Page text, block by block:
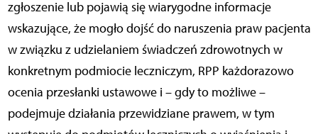
zgłoszenie lub pojawią się wiarygodne informacje
wskazujące, że mogło dojść do naruszenia praw pacjenta
w związku z udzielaniem świadczeń zdrowotnych w
konkretnym podmiocie leczniczym, RPP każdorazowo
ocenia przesłanki ustawowe i – gdy to możliwe –
podejmuje działania przewidziane prawem, w tym